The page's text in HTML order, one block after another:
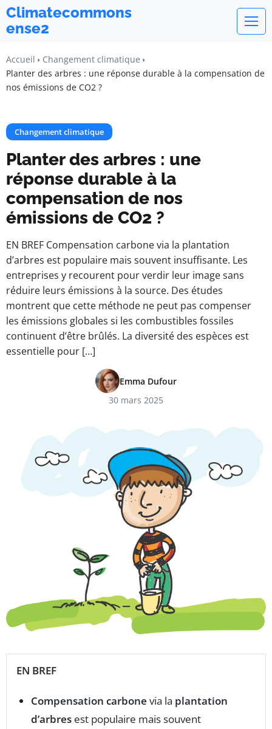
Climatecommons
ense2
Accueil
Changement climatique
Planter des arbres : une réponse durable à la compensation de
nos émissions de CO2 ?
Changement climatique
Planter des arbres : une
réponse durable à la
compensation de nos
émissions de CO2 ?
EN BREF Compensation carbone via la plantation
d’arbres est populaire mais souvent insuffisante. Les
entreprises y recourent pour verdir leur image sans
réduire leurs émissions à la source. Des études
montrent que cette méthode ne peut pas compenser
les émissions globales si les combustibles fossiles
continuent d’être brûlés. La diversité des espèces est
essentielle pour […]
Emma Dufour
30 mars 2025
EN BREF
Compensation carbone via la plantation
d’arbres est populaire mais souvent